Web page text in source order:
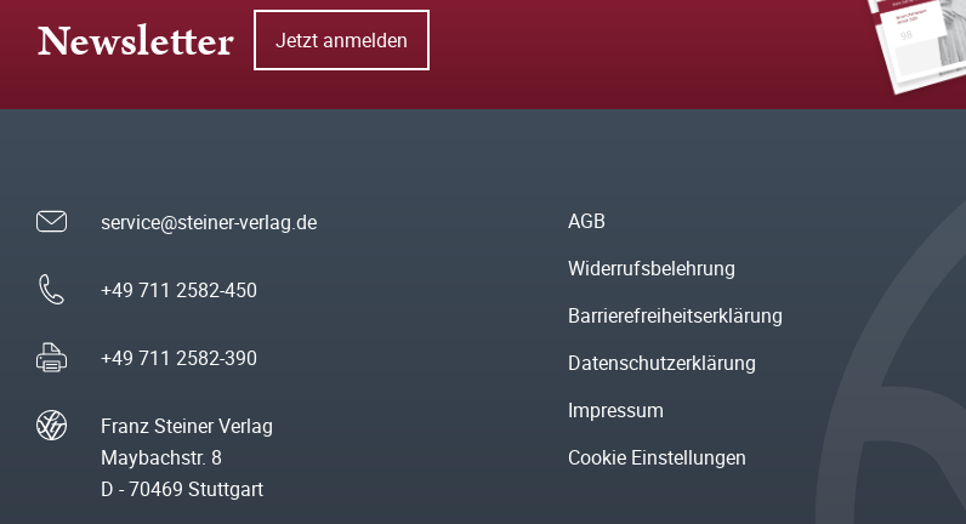
Newsletter Jetzt anmelden
service@steiner-verlag.de
+49 711 2582-450
+49 711 2582-390
Franz Steiner Verlag
Maybachstr. 8
D - 70469 Stuttgart
AGB
Widerrufsbelehrung
Barrierefreiheitserklärung
Datenschutzerklärung
Impressum
Cookie Einstellungen